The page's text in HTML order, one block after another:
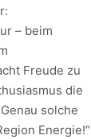
– beim
Freude zu
die
solche
Energie!“